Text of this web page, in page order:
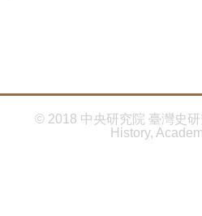
© 2018 中央研究院 臺灣史
History,